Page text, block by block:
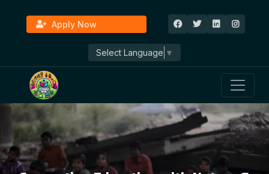
Apply Now
Select Language ▼